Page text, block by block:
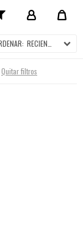
RECIENTES
Quitar filtros